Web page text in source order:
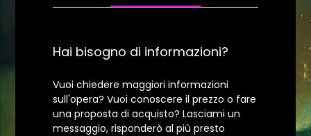
Hai bisogno di informazioni?
Vuoi chiedere maggiori informazioni
sull'opera? Vuoi conoscere il prezzo o fare
una proposta di acquisto? Lasciami un
messaggio, risponderò al più presto